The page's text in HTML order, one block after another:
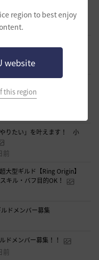
region to best enjoy
website
this region
」立ち上げメンバー募
間前
-日本 22 時間前
フを。ベテランさんも定住
りたい」を叶えます！ 小
前
大型ギルド【Ring Origin】
キル・バフ目的OK！
ドメンバー募集
ドメンバー募集！！
前